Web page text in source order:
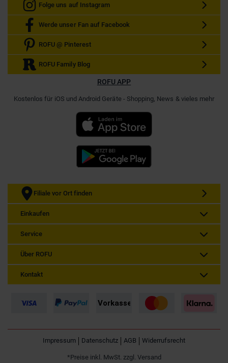
Folge uns auf Instagram
Werde unser Fan auf Facebook
ROFU @ Pinterest
ROFU Family Blog
ROFU APP
Kostenlos für iOS und Android Geräte - Shopping, News & vieles mehr
Filiale vor Ort finden
Einkaufen
Service
Über ROFU
Kontakt
Impressum Datenschutz AGB Widerrufsrecht
*Preise inkl. MwSt. zzgl. Versand